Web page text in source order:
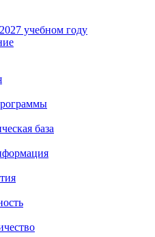
учебном году
база